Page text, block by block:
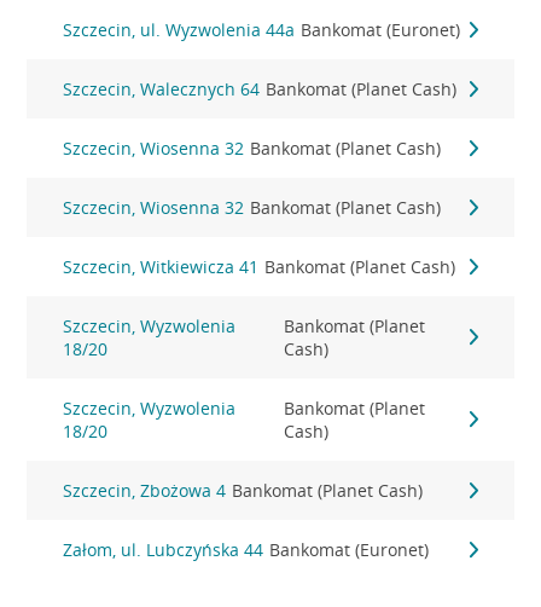
Szczecin, ul. Wyzwolenia 44a Bankomat (Euronet)
Szczecin, Walecznych 64 Bankomat (Planet Cash)
Szczecin, Wiosenna 32 Bankomat (Planet Cash)
Szczecin, Wiosenna 32 Bankomat (Planet Cash)
Szczecin, Witkiewicza 41 Bankomat (Planet Cash)
Szczecin, Wyzwolenia
18/20
Bankomat (Planet
Cash)
Szczecin, Wyzwolenia
18/20
Bankomat (Planet
Cash)
Szczecin, Zbożowa 4 Bankomat (Planet Cash)
Załom, ul. Lubczyńska 44 Bankomat (Euronet)